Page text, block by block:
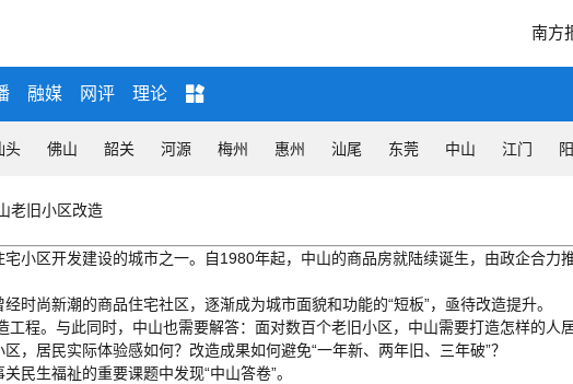
南方
融媒 网评 理论
头 佛山 韶关 河源 梅州 惠州 汕尾 东莞 中山 江门
老旧小区改造
小区开发建设的城市之一。自1980年起，中山的商品房就陆续诞生，由政企合力
时尚新潮的商品住宅社区，逐渐成为城市面貌和功能的“短板”，亟待改造提升。
程。与此同时，中山也需要解答：面对数百个老旧小区，中山需要打造怎样的
，居民实际体验感如何？改造成果如何避免“一年新、两年旧、三年破”？
民生福祉的重要课题中发现“中山答卷”。